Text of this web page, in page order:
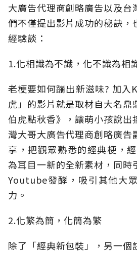
大廣告代理商創略廣告以及台
們不僅提出影片成功的秘訣，
經驗談：
1.化相識為不識，化不識為相
老梗要如何蹦出新滋味? 加入
虎」的影片就是取材自大名鼎
伯虎點秋香》，讓萌小孩說出
灣大哥大廣告代理商創略廣告
享，把觀眾熟悉的經典梗，
為耳目一新的全新素材，同時
Youtube發酵，吸引其他大
力。
2.化繁為簡，化簡為繁
除了「經典新包裝」，另一個